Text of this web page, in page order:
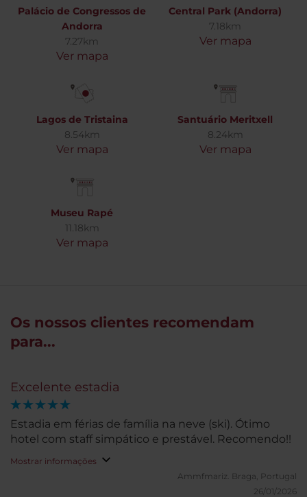
Palácio de Congressos de
Andorra
7.27km
Ver mapa
Central Park (Andorra)
7.18km
Ver mapa
Lagos de Tristaina
8.54km
Ver mapa
Santuário Meritxell
8.24km
Ver mapa
Museu Rapé
11.18km
Ver mapa
Os nossos clientes recomendam
para...
Excelente estadia
Estadia em férias de família na neve (ski). Ótimo
hotel com staff simpático e prestável. Recomendo!!
Mostrar informações
Ammfmariz. Braga, Portugal
26/01/2026